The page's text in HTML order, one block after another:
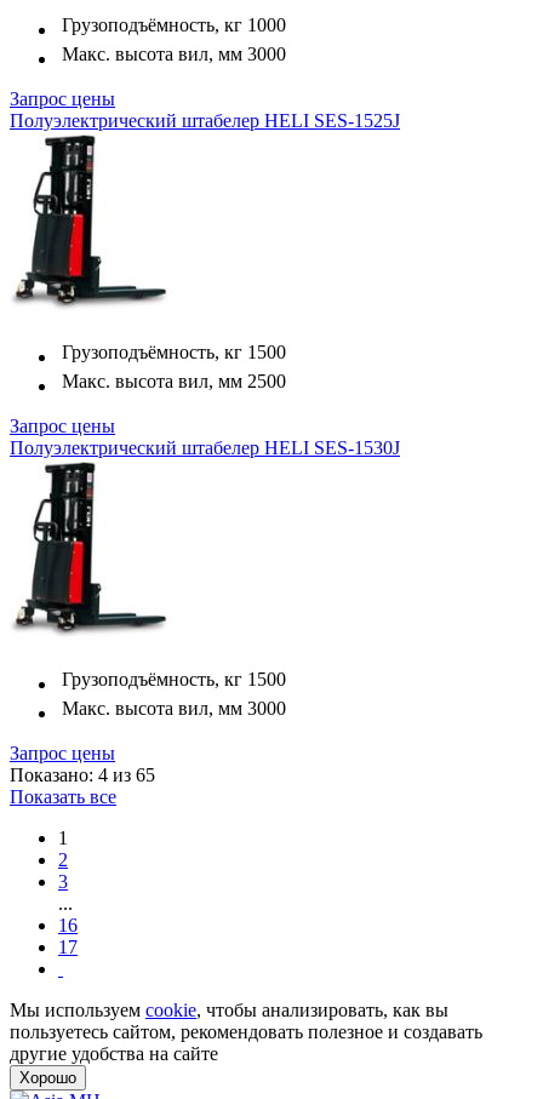
Грузоподъёмность, кг 1000
Макс. высота вил, мм 3000
Запрос цены
Полуэлектрический штабелер HELI SES-1525J
Грузоподъёмность, кг 1500
Макс. высота вил, мм 2500
Запрос цены
Полуэлектрический штабелер HELI SES-1530J
Грузоподъёмность, кг 1500
Макс. высота вил, мм 3000
Запрос цены
Показано: 4 из 65
Показать все
1
2
3
...
16
17
Мы используем cookie, чтобы анализировать, как вы
пользуетесь сайтом, рекомендовать полезное и создавать
другие удобства на сайте
Хорошо